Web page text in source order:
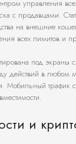
управления
с продавцами.
на внешние
всех лимитов и
под
действий в
Мобильный трафик
и